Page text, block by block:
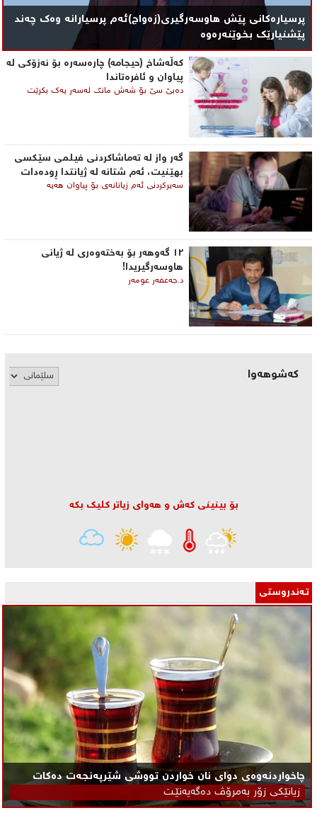
پرسیارەکانی پێش هاوسەرگیری(زەواج)ئەم پرسیارانە وەک چەند
پێشنیارێک بخوێنەرەوە
کەڵەشاخ (حیجامە) چارەسەرە بۆ نەزۆکی لە
پیاوان و ئافرەتاندا
دەبێ سێ بۆ شەش مانگ لەسەر یەک بكرێت
گه‌ر واز له‌ ته‌ماشاكردنی فیلمی ‌سێكسی
بهێنیت، ئه‌م شتانه‌ له‌ ژیانتدا ڕوده‌دات
سه‌یركردنی ئه‌م زیانانه‌ی‌ بۆ پیاوان هه‌یه‌
١٢ گەوهەر بۆ بەختەوەری لە ژیانی
هاوسەرگیریدا!
د.جەعفەر عومەر
کەشوهەوا
بۆ بینینی كه‌ش و هه‌وای زیاتر كلیك بكه‌
تـه‌ندروستی
چاخواردنەوەی دوای نان خواردن تووشی شێرپه‌نجه‌ت ده‌كات
زیانێكی زۆر به‌مرۆڤ ده‌گه‌یه‌نێـت